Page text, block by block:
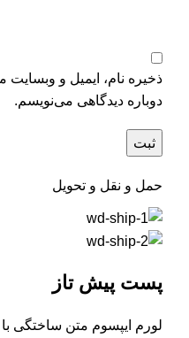
ذخیره نام، ایمیل و
دوباره دیدگاهی می‌نویسم.
حمل و نقل و تحویل
پست پیش تاز
لورم ایپسوم متن ساختگی